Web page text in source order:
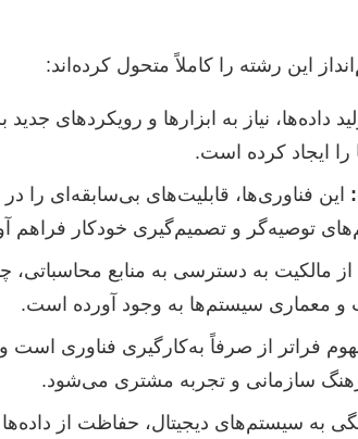
این رشته را کاملاً متحول کرده‌اند:
نیاز به ابزارها و رویکردهای جدید
ایجاد کرده است.
این فناوری‌ها، قابلیت‌های بی‌سابقه‌ای را در
توصیه‌گر و تصمیم‌گیری خودکار فراهم
از مالکیت به دسترسی به منابع محاسباتی،
معماری سیستم‌ها به وجود آورده است.
فراتر از صرفاً به‌کارگیری فناوری است
سازمانی و تجربه مشتری می‌شود.
به سیستم‌های دیجیتال، حفاظت از